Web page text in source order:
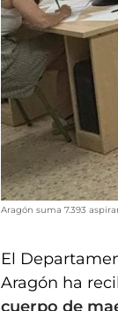
Aragón suma 7.393
El
Aragón ha
cuerpo de